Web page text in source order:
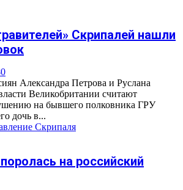
Скрипалей нашли
0
Александра Петрова и Руслана
Великобритании считают
на бывшего полковника ГРУ
дочь в...
Скрипаля
на российский